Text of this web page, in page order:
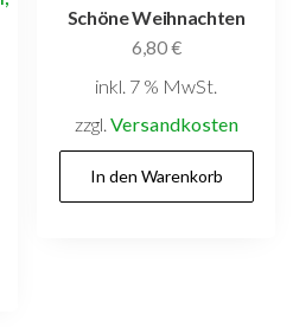
Schöne Weihnachten
6,80€
inkl. 7 % MwSt.
zzgl. Versandkosten
In den Warenkorb